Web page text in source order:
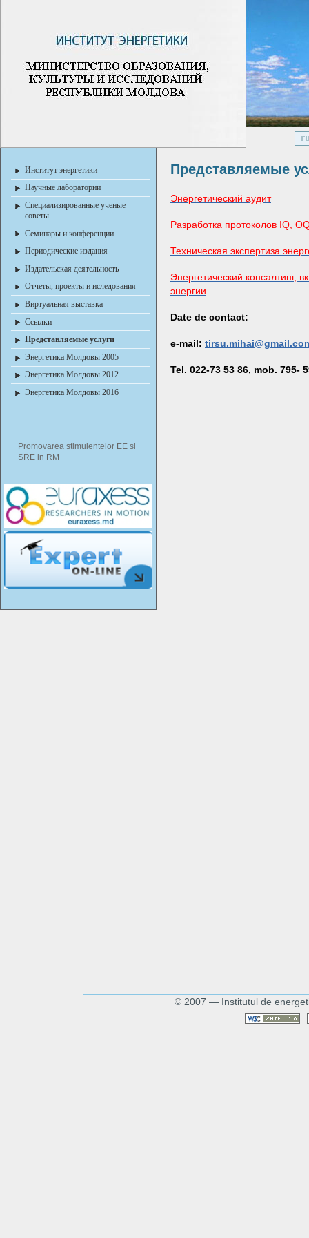
Институт энергетики
Научные лаборатории
Специализированные ученые
советы
Семинары и конференции
Периодические издания
Издательская деятельность
Отчеты, проекты и иследования
Виртуальная выставка
Ссылки
Представляемые услуги
Энергетика Молдовы 2005
Энергетика Молдовы 2012
Энергетика Молдовы 2016
Promovarea stimulentelor EE si
SRE in RM
Представляемые
Энергетический аудит
Разработка протоколов IQ,
Техническая экспертиза
Энергетический консалтинг,
энергии
Date de contact:
e-mail:
Tel. 022-73 53 86, mob. 795-
© 2007 — Institutul de